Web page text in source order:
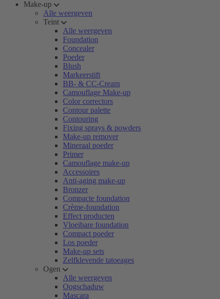
Make-up
Alle weergeven
Teint
Alle weergeven
Foundation
Concealer
Poeder
Blush
Markeerstift
BB- & CC-Cream
Camouflage Make-up
Color correctors
Contour palette
Contouring
Fixing sprays & powders
Make-up remover
Mineraal poeder
Primer
Camouflage make-up
Accessoires
Anti-aging make-up
Bronzer
Compacte foundation
Crème-foundation
Effect producten
Vloeibare foundation
Compact poeder
Los poeder
Make-up sets
Zelfklevende tatoeages
Ogen
Alle weergeven
Oogschaduw
Mascara